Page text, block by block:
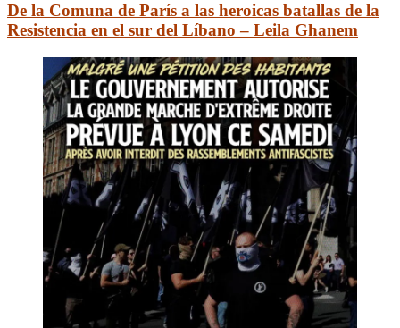
De la Comuna de París a las heroicas batallas de la
Resistencia en el sur del Líbano – Leila Ghanem